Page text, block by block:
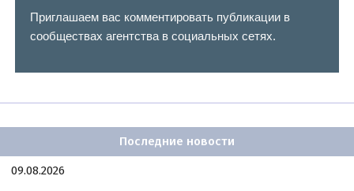
Приглашаем вас комментировать публикации в
сообществах агентства в социальных сетях.
Последние новости
09.08.2026